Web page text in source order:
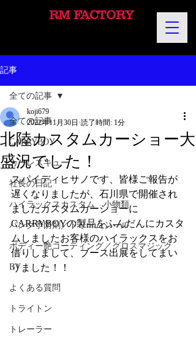
RM FACTORY
記事
全ての記事
CARRYBOY
カーレスキュー
社長の日記
ハイラックスカスタム 小物類
パンク予防剤／ドリームシール
ボディー艶コーティング／グロスマジック
EV
よくある質問
トライトン
トレーラー
全ての記事
北陸カスタムカーショー大
盛況でした！
koji679
2022年11月30日 読了時間: 1分
スパイディヒサノです、皆様ご報告が
遅くなりましたが、石川県で開催され
ましたカスタムカーショーに
CARRYBOYの製品をふんだんにカスタ
ムしましたお客様のハイラックスをお
借りしまして、ブース出展をしてまい
りました！！